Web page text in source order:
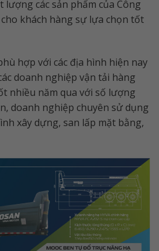
lượng các sản phẩm của Công
khách hàng sự lựa chọn tốt
hợp với các địa hình hiện nay
doanh nghiệp vận tải hàng
nhiều năm qua với số lượng
doanh nghiệp chuyên sử dụng
xây dựng, san lấp mặt bằng,